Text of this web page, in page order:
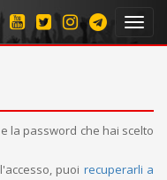
la password che hai scelto
puoi recuperarli a